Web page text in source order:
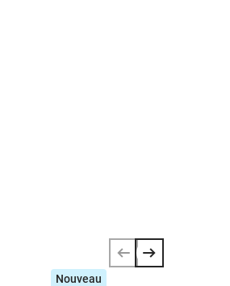
Nouveau